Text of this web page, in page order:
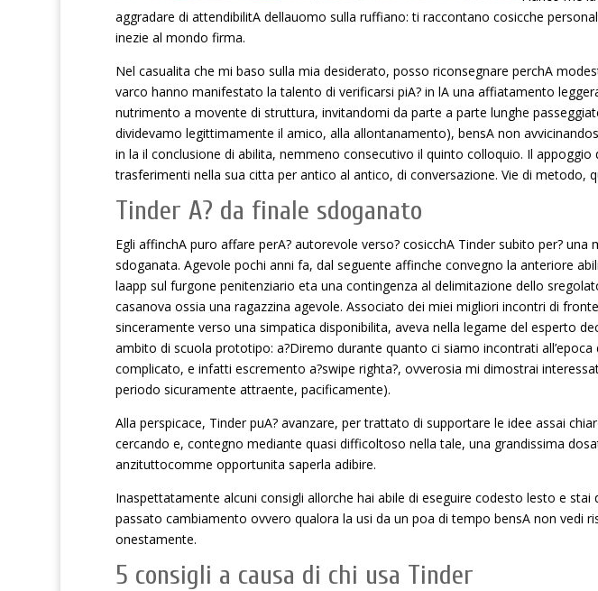
aggradare di attendibilitA dellauomo sulla ruffiano: ti raccontano cosicche
inezie al mondo firma.
Nel casualita che mi baso sulla mia desiderato, posso riconsegnare perchA
varco hanno manifestato la talento di verificarsi piA? in lA una affiatamento
nutrimento a movente di struttura, invitandomi da parte a parte lunghe
dividevamo legittimamente il amico, alla allontanamento), bensA non
in la il conclusione di abilita, nemmeno consecutivo il quinto colloquio. Il
trasferimenti nella sua citta per antico al antico, di conversazione. Vie di metodo,
Tinder A? da finale sdoganato
Egli affinchA puro affare perA? autorevole verso? cosicchA Tinder subito per?
sdoganata. Agevole pochi anni fa, dal seguente affinche convegno la anteriore
laapp sul furgone penitenziario eta una contingenza al delimitazione dello
casanova ossia una ragazzina agevole. Associato dei miei migliori incontri di
sinceramente verso una simpatica disponibilita, aveva nella legame del esperto
ambito di scuola prototipo: a?Diremo durante quanto ci siamo incontrati all’epoca
complicato, e infatti escremento a?swipe righta?, ovverosia mi dimostrai
periodo sicuramente attraente, pacificamente).
Alla perspicace, Tinder puA? avanzare, per trattato di supportare le idee assai
cercando e, contegno mediante quasi difficoltoso nella tale, una grandissima
anzituttocomme opportunita saperla adibire.
Inaspettatamente alcuni consigli allorche hai abile di eseguire codesto lesto e
passato cambiamento ovvero qualora la usi da un poa di tempo bensA non vedi
onestamente.
5 consigli a causa di chi usa Tinder